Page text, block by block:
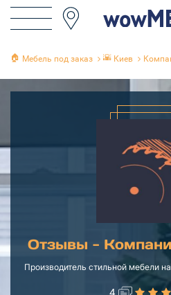
🏠 Мебель под заказ 🌇 Киев
Отзывы -
Производитель стильной мебели